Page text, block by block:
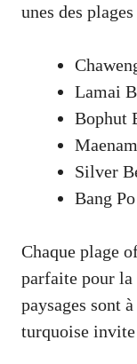
unes des
Lamai
Bophut
Silver
Bang
Chaque plage
parfaite pour la
paysages sont
turquoise invite